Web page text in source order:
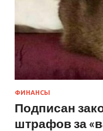
ФИНАНСЫ
Подписан
штрафов за